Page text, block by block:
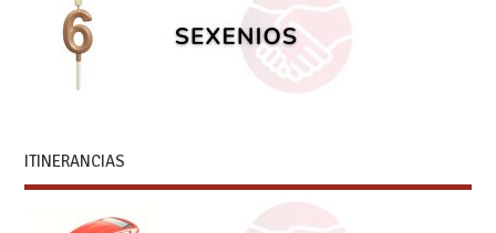
ITINERANCIAS